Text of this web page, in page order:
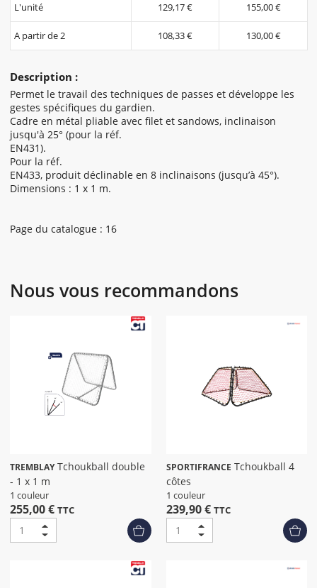
Description :
Permet le travail des techniques de passes et développe les
gestes spécifiques du gardien.
Cadre en métal pliable avec filet et sandows, inclinaison
jusqu'à 25° (pour la réf.
EN431).
Pour la réf.
EN433, produit déclinable en 8 inclinaisons (jusqu’à 45°).
Dimensions : 1 x 1 m.
Page du catalogue : 16
L'unité 129,17 € 155,00 €
A partir de 2 108,33 € 130,00 €
Nous vous recommandons
TREMBLAYTchoukball double
- 1 x 1 m
1 couleur
255,00 € TTC
SPORTIFRANCE
côtes
1 couleur
239,90 € TTC